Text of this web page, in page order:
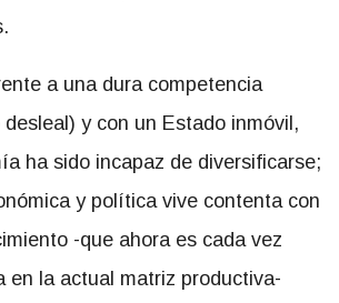
a una dura competencia
y con un Estado inmóvil,
ha sido incapaz de diversificarse;
y política vive contenta con
-que ahora es cada vez
en la actual matriz productiva-